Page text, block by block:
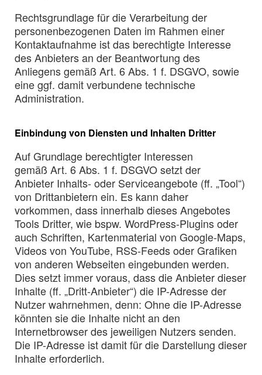
Rechtsgrundlage für die Verarbeitung der
personenbezogenen Daten im Rahmen einer
Kontaktaufnahme ist das berechtigte Interesse
des Anbieters an der Beantwortung des
Anliegens gemäß Art. 6 Abs. 1 f. DSGVO, sowie
eine ggf. damit verbundene technische
Administration.
Einbindung von Diensten und Inhalten Dritter
Auf Grundlage berechtigter Interessen
gemäß Art. 6 Abs. 1 f. DSGVO setzt der
Anbieter Inhalts- oder Serviceangebote (ff. „Tool“)
von Drittanbietern ein. Es kann daher
vorkommen, dass innerhalb dieses Angebotes
Tools Dritter, wie bspw. WordPress-Plugins oder
auch Schriften, Kartenmaterial von Google-Maps,
Videos von YouTube, RSS-Feeds oder Grafiken
von anderen Webseiten eingebunden werden.
Dies setzt immer voraus, dass die Anbieter dieser
Inhalte (ff. „Dritt-Anbieter“) die IP-Adresse der
Nutzer wahrnehmen, denn: Ohne die IP-Adresse
könnten sie die Inhalte nicht an den
Internetbrowser des jeweiligen Nutzers senden.
Die IP-Adresse ist damit für die Darstellung dieser
Inhalte erforderlich.